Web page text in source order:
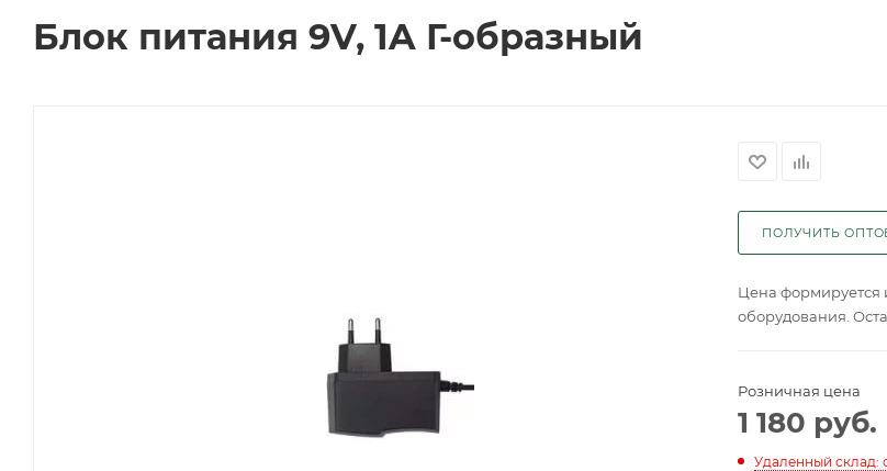
Блок питания 9V, 1A Г-образный
ПОЛУЧИТЬ
Цена формируется
оборудования.
Розничная цена
1 180 руб.
Удаленный склад: